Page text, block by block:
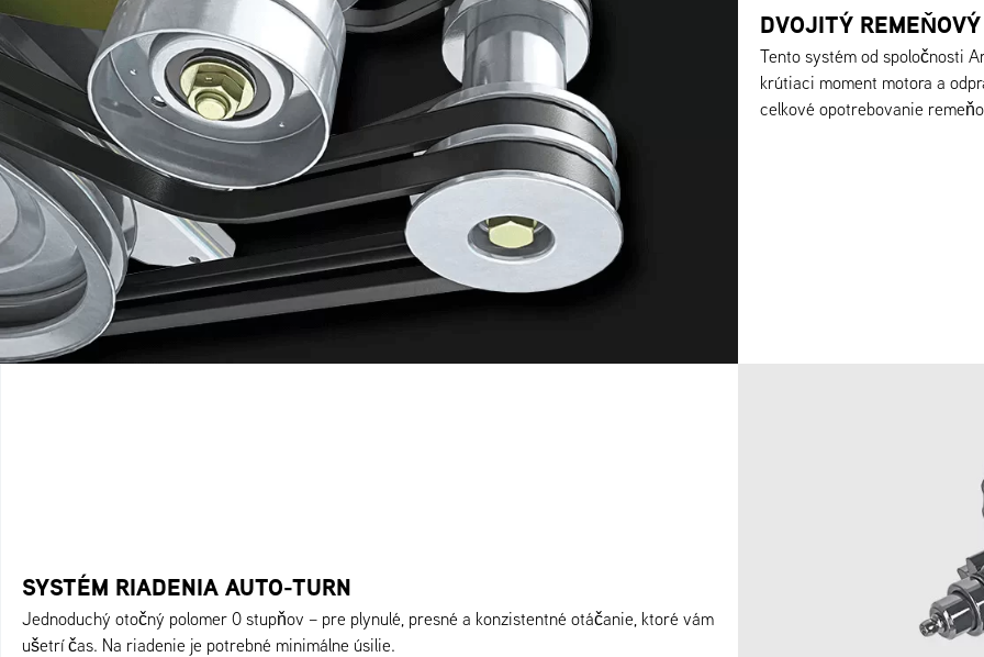
DVOJITÝ
Tento systém od spoločnosti
krútiaci moment motora a
celkové opotrebovanie
SYSTÉM RIADENIA AUTO-TURN
Jednoduchý otočný polomer 0 stupňov – pre plynulé, presné a konzistentné otáčanie, ktoré vám
ušetrí čas. Na riadenie je potrebné minimálne úsilie.